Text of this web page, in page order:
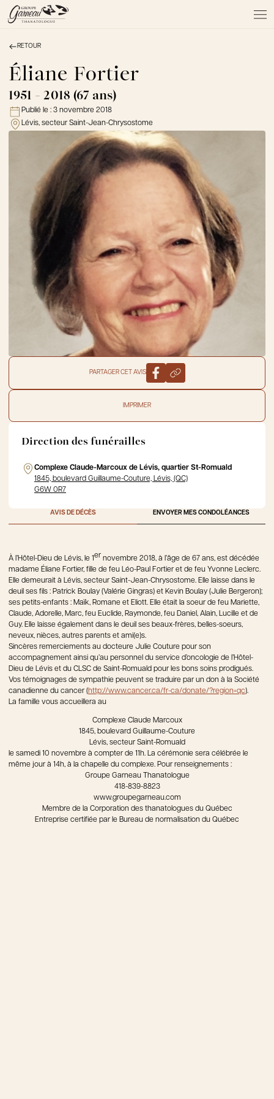
À PROPOS
NOS SERVICES
NOS PRODUITS
NOTRE ÉQUIPE
NOS SALONS
AVIS DE DÉCÈS
Actualités
FAQ et mythes
Liens utiles
Témoignages
Emplois
Dons
RETOUR
Éliane Fortier
1951 - 2018 (67 ans)
Publié le : 3 novembre 2018
Lévis, secteur Saint-Jean-Chrysostome
PARTAGER CET AVIS
IMPRIMER
Direction des funérailles
Complexe Claude-Marcoux de Lévis, quartier St-Romuald
1845, boulevard Guillaume-Couture, Lévis, (QC)
G6W 0R7
AVIS DE DÉCÈS ENVOYER MES CONDOLÉANCES
À l’Hôtel-Dieu de Lévis, le 1er novembre 2018, à l’âge de 67 ans, est décédée
madame Éliane Fortier, fille de feu Léo-Paul Fortier et de feu Yvonne Leclerc.
Elle demeurait à Lévis, secteur Saint-Jean-Chrysostome. Elle laisse dans le
deuil ses fils : Patrick Boulay (Valérie Gingras) et Kevin Boulay (Julie Bergeron);
ses petits-enfants : Maïk, Romane et Eliott. Elle était la soeur de feu Mariette,
Claude, Adorelle, Marc, feu Euclide, Raymonde, feu Daniel, Alain, Lucille et de
Guy. Elle laisse également dans le deuil ses beaux-frères, belles-soeurs,
neveux, nièces, autres parents et ami(e)s.
Sincères remerciements au docteure Julie Couture pour son
accompagnement ainsi qu’au personnel du service d’oncologie de l’Hôtel-
Dieu de Lévis et du CLSC de Saint-Romuald pour les bons soins prodigués.
Vos témoignages de sympathie peuvent se traduire par un don à la Société
canadienne du cancer (http://www.cancer.ca/fr-ca/donate/?region=qc).
La famille vous accueillera au
Complexe Claude Marcoux
1845, boulevard Guillaume-Couture
Lévis, secteur Saint-Romuald
le samedi 10 novembre à compter de 11h. La cérémonie sera célébrée le
même jour à 14h, à la chapelle du complexe. Pour renseignements :
Groupe Garneau Thanatologue
418-839-8823
www.groupegarneau.com
Membre de la Corporation des thanatologues du Québec
Entreprise certifiée par le Bureau de normalisation du Québec